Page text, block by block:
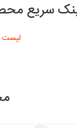
سریع
لیست